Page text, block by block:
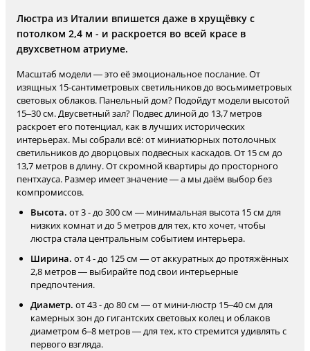
Люстра из Италии впишется даже в хрущёвку с
потолком 2,4 м - и раскроется во всей красе в
двухсветном атриуме.
Масштаб модели — это её эмоциональное послание. От
изящных 15-сантиметровых светильников до восьмиметровых
световых облаков. Панельный дом? Подойдут модели высотой
15–30 см. Двусветный зал? Подвес длиной до 13,7 метров
раскроет его потенциал, как в лучших исторических
интерьерах. Мы собрали всё: от миниатюрных потолочных
светильников до дворцовых подвесных каскадов. От 15 см до
13,7 метров в длину. От скромной квартиры до просторного
пентхауса. Размер имеет значение — а мы даём выбор без
компромиссов.
Высота. от 3 - до 300 см — минимальная высота 15 см для
низких комнат и до 5 метров для тех, кто хочет, чтобы
люстра стала центральным событием интерьера.
Ширина. от 4 - до 125 см — от аккуратных до протяжённых
2,8 метров — выбирайте под свои интерьерные
предпочтения.
Диаметр. от 43 - до 80 см — от мини-люстр 15–40 см для
камерных зон до гигантских световых колец и облаков
диаметром 6–8 метров — для тех, кто стремится удивлять с
первого взгляда.